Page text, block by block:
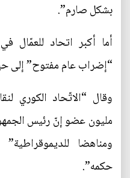
بشكل صارم”.
أما أكبر اتحاد للعمّال
“إضراب عام مفتوح” إلى
مليون عضو إنّ رئيس
ومناهضا
حكمه”.